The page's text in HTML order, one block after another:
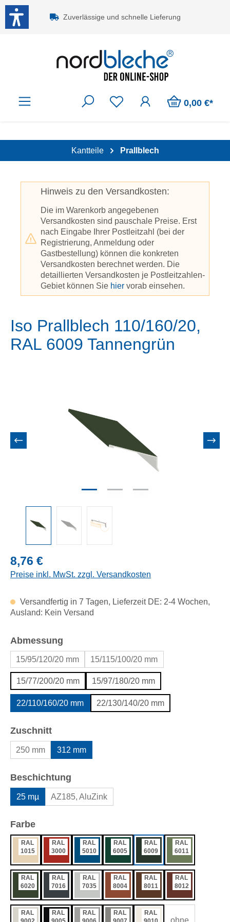
Zum Hauptinhalt springen
Zuverlässige und schnelle Lieferung
0,00 €*
Kantteile Prallblech
Hinweis zu den Versandkosten:
Die im Warenkorb angegebenen
Versandkosten sind pauschale Preise. Erst
nach Eingabe Ihrer Postleitzahl (bei der
Registrierung, Anmeldung oder
Gastbestellung) können die konkreten
Versandkosten berechnet werden. Die
detaillierten Versandkosten je Postleitzahlen-
Gebiet können Sie hier vorab einsehen.
Iso Prallblech 110/160/20,
RAL 6009 Tannengrün
Regulärer Preis:
8,76 €
Preise inkl. MwSt. zzgl. Versandkosten
Versandfertig in 7 Tagen, Lieferzeit DE: 2-4 Wochen,
Ausland: Kein Versand
Abmessung
15/95/120/20 mm 15/115/100/20 mm
15/77/200/20 mm 15/97/180/20 mm
22/110/160/20 mm 22/130/140/20 mm
Zuschnittauswählen
250 mm 312 mm
Beschichtung
25 mµ AZ185, AluZink
Farbeauswählen
RAL
1015
RAL
3000
RAL
5010
RAL
6005
RAL
6009
RAL
6011
RAL
6020
RAL
7016
RAL
7035
RAL
8004
RAL
8011
RAL
8012
RAL
RAL
RAL
RAL
RAL
ohne